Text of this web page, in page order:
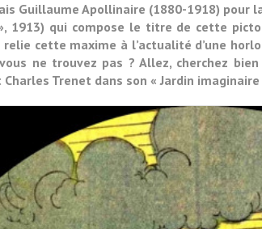
Guillaume Apollinaire (1880-1918) pour
1913) qui compose le titre de cette
cette maxime à l’actualité d’une
ne trouvez pas ? Allez, cherchez
Trenet dans son « Jardin